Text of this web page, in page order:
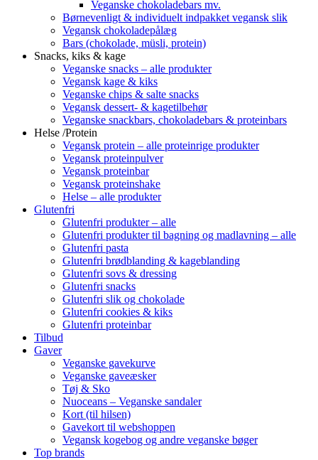
Veganske chokoladebars mv.
Børnevenligt & individuelt indpakket vegansk slik
Vegansk chokoladepålæg
Bars (chokolade, müsli, protein)
Snacks, kiks & kage
Veganske snacks – alle produkter
Vegansk kage & kiks
Veganske chips & salte snacks
Vegansk dessert- & kagetilbehør
Veganske snackbars, chokoladebars & proteinbars
Helse /Protein
Vegansk protein – alle proteinrige produkter
Vegansk proteinpulver
Vegansk proteinbar
Vegansk proteinshake
Helse – alle produkter
Glutenfri
Glutenfri produkter – alle
Glutenfri produkter til bagning og madlavning – alle
Glutenfri pasta
Glutenfri brødblanding & kageblanding
Glutenfri sovs & dressing
Glutenfri snacks
Glutenfri slik og chokolade
Glutenfri cookies & kiks
Glutenfri proteinbar
Tilbud
Gaver
Veganske gavekurve
Veganske gaveæsker
Tøj & Sko
Nuoceans – Veganske sandaler
Kort (til hilsen)
Gavekort til webshoppen
Vegansk kogebog og andre veganske bøger
Top brands